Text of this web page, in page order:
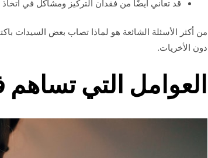
قد تعاني أيضًا من فقدان التركيز ومشاكل في
من أكثر الأسئلة الشائعة هو لماذا تصاب بعض السيدات
دون الأخريات.
العوامل التي تساهم